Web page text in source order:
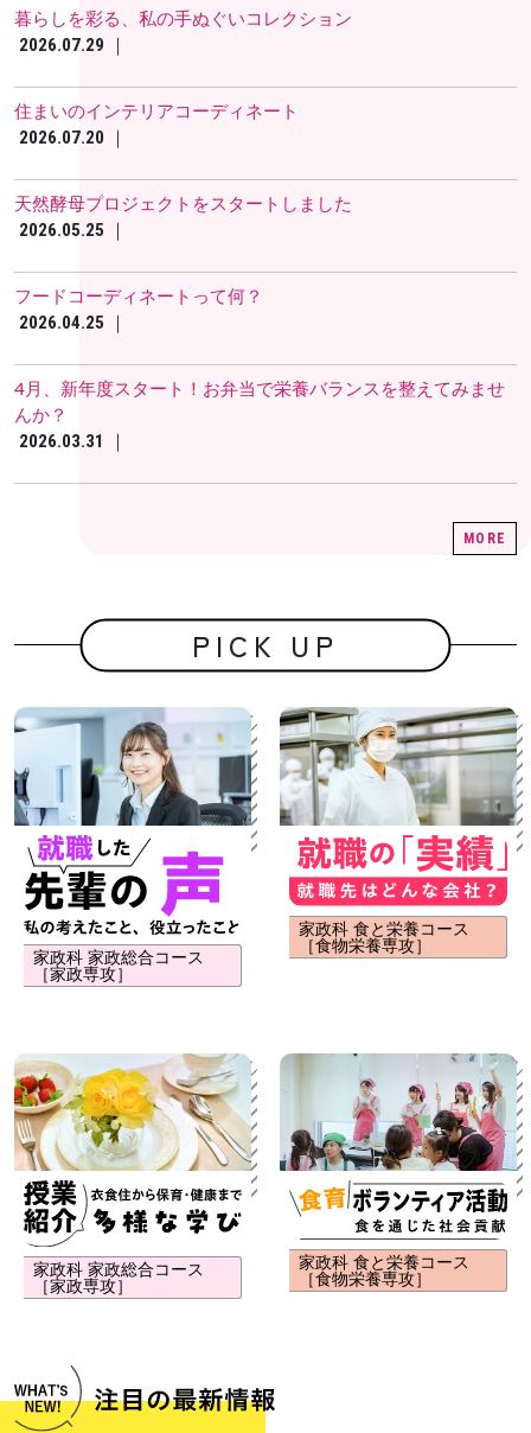
暮らしを彩る、私の手ぬぐいコレクション
2026.07.29 ｜
住まいのインテリアコーディネート
2026.07.20 ｜
天然酵母プロジェクトをスタートしました
2026.05.25 ｜
フードコーディネートって何？
2026.04.25 ｜
4月、新年度スタート！お弁当で栄養バランスを整えてみませ
んか？
2026.03.31 ｜
MORE
PICK UP
家政科 家政総合コース
［家政専攻］
家政科 食と栄養コース
［食物栄養専攻］
家政科 家政総合コース
［家政専攻］
家政科 食と栄養コース
［食物栄養専攻］